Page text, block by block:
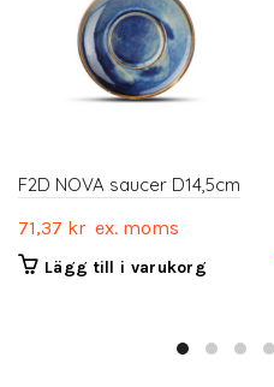
F2D NOVA saucer D14,5cm
71,37 kr ex. moms
Lägg till i varukorg